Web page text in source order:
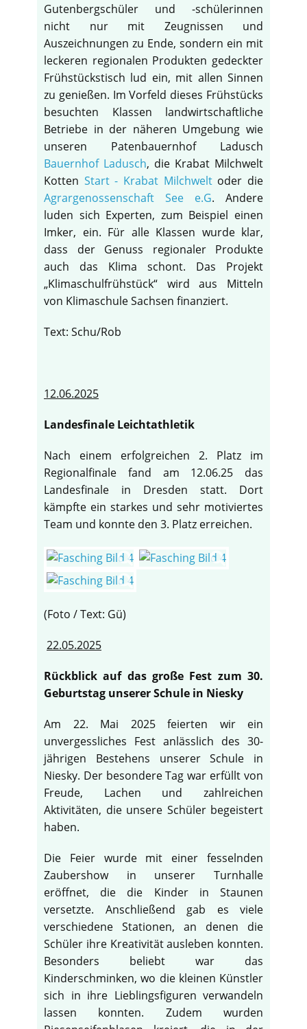
Gutenbergschüler und -schülerinnen
nicht nur mit Zeugnissen und
Auszeichnungen zu Ende, sondern ein mit
leckeren regionalen Produkten gedeckter
Frühstückstisch lud ein, mit allen Sinnen
zu genießen. Im Vorfeld dieses Frühstücks
besuchten Klassen landwirtschaftliche
Betriebe in der näheren Umgebung wie
unseren Patenbauernhof Ladusch
Bauernhof Ladusch, die Krabat Milchwelt
Kotten Start - Krabat Milchweltoder die
Agrargenossenschaft See e.G. Andere
luden sich Experten, zum Beispiel einen
Imker, ein. Für alle Klassen wurde klar,
dass der Genuss regionaler Produkte
auch das Klima schont. Das Projekt
„Klimaschulfrühstück“ wird aus Mitteln
von Klimaschule Sachsen finanziert.
Text: Schu/Rob
12.06.2025
Landesfinale Leichtathletik
Nach einem erfolgreichen 2. Platz im
Regionalfinale fand am 12.06.25 das
Landesfinale in Dresden statt. Dort
kämpfte ein starkes und sehr motiviertes
Team und konnte den 3. Platz erreichen.
(Foto / Text: Gü)
22.05.2025
Rückblick auf das große Fest zum 30.
Geburtstag unserer Schule in Niesky
Am 22. Mai 2025 feierten wir ein
unvergessliches Fest anlässlich des 30-
jährigen Bestehens unserer Schule in
Niesky. Der besondere Tag war erfüllt von
Freude, Lachen und zahlreichen
Aktivitäten, die unsere Schüler begeistert
haben.
Die Feier wurde mit einer fesselnden
Zaubershow in unserer Turnhalle
eröffnet, die die Kinder in Staunen
versetzte. Anschließend gab es viele
verschiedene Stationen, an denen die
Schüler ihre Kreativität ausleben konnten.
Besonders beliebt war das
Kinderschminken, wo die kleinen Künstler
sich in ihre Lieblingsfiguren verwandeln
lassen konnten. Zudem wurden